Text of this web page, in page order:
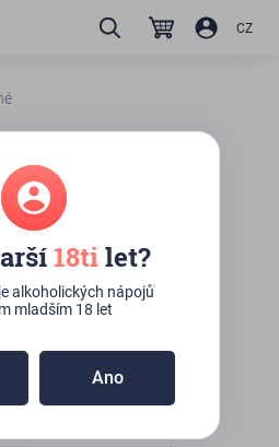
CZ
8033324030011
Sauvignon
odběru:1ks(Kateřinská 492/10,
18tilet?
alkoholických nápojů
mladším 18 let
Ano